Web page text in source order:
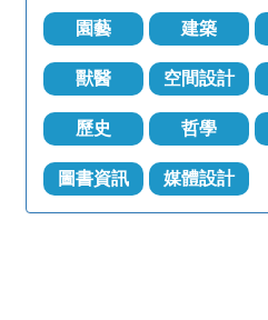
園藝 建築
獸醫 空間設計
歷史 哲學
圖書資訊 媒體設計